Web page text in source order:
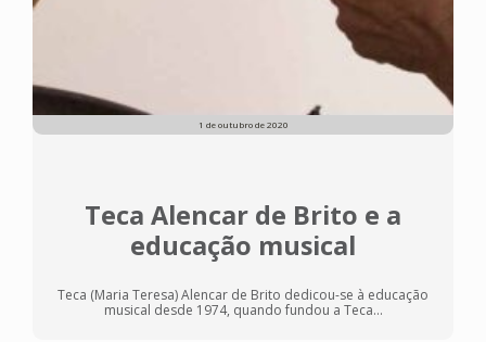
1 de outubro de 2020
Teca Alencar de Brito e a
educação musical
Teca (Maria Teresa) Alencar de Brito dedicou-se à educação
musical desde 1974, quando fundou a Teca...